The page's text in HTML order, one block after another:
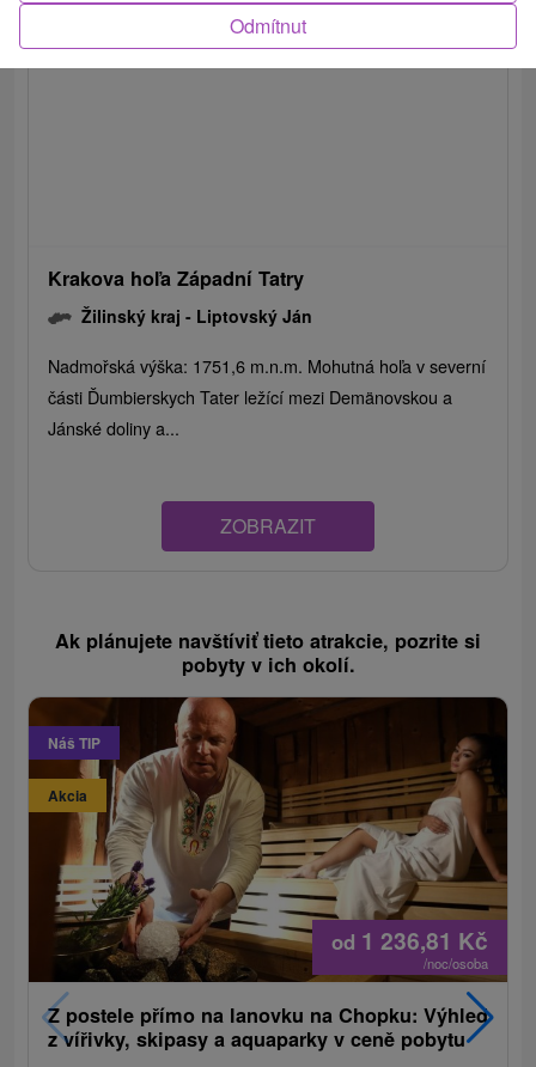
Krakova hoľa Západní Tatry
Žilinský kraj - Liptovský Ján
Nadmořská výška: 1751,6 m.n.m. Mohutná hoľa v severní
části Ďumbierskych Tater ležící mezi Demänovskou a
Jánské doliny a...
ZOBRAZIT
Ak plánujete navštíviť tieto atrakcie, pozrite si
pobyty v ich okolí.
Náš TIP
Akcia
od 1 236,81 Kč
/noc/osoba
Z postele přímo na lanovku na Chopku: Výhled
z vířivky, skipasy a aquaparky v ceně pobytu
Odmítnut